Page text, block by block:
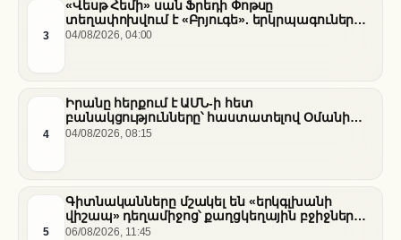
3
«Վեսթ Հեմի» սան Ֆրեդի Փոթսը
տեղափոխվում է «Բրյուգե». երկրպագուների
դժգոհությունը և ակումբի ռազմավարությունը
04/08/2026, 04:00
4
Իրանը հերքում է ԱՄՆ-ի հետ
բանակցությունները՝ հաստատելով Օմանի
միջնորդությամբ քննարկումները Հորմուզի
04/08/2026, 08:15
5
Գիտնականները մշակել են «երկգլխանի
վիշապ» դեղամիջոց՝ քաղցկեղային բջիջները
սովամահ անելու համար
06/08/2026, 11:45